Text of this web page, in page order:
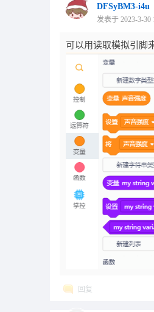
DFSyBM3-i4u
发表于 2023-3-30
可以用读取模拟引脚
回复